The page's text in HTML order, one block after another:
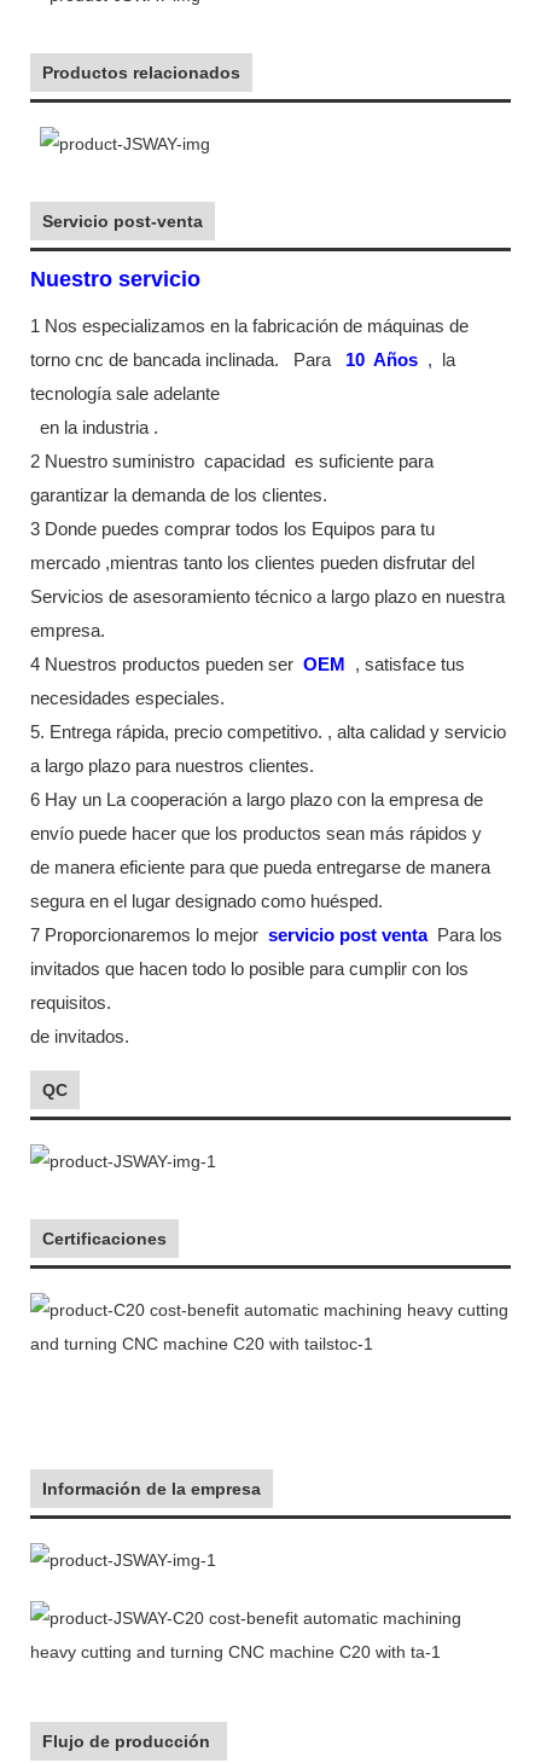
Productos relacionados
Servicio post-venta
Nuestro servicio
1 Nos especializamos en la fabricación de máquinas de
torno cnc de bancada inclinada.
Para 10 Años ,
la
tecnología sale adelante
en la industria .
2 Nuestro suministro capacidad
es suficiente para
garantizar la demanda de los clientes.
3 Donde puedes comprar todos los Equipos para tu
mercado ,mientras tanto los clientes pueden disfrutar del
Servicios de asesoramiento técnico a largo plazo en nuestra
empresa.
4 Nuestros productos pueden ser OEM
, satisface tus
necesidades especiales.
5. Entrega rápida, precio competitivo. , alta calidad y servicio
a largo plazo para nuestros clientes.
6 Hay un La cooperación a largo plazo con la empresa de
envío puede hacer que los productos sean más rápidos y
de manera eficiente para que pueda entregarse de manera
segura en el lugar designado como huésped.
7 Proporcionaremos lo mejor servicio post venta Para los
invitados que hacen todo lo posible para cumplir con los
requisitos.
de invitados.
QC
Certificaciones
Información de la empresa
Flujo de producción